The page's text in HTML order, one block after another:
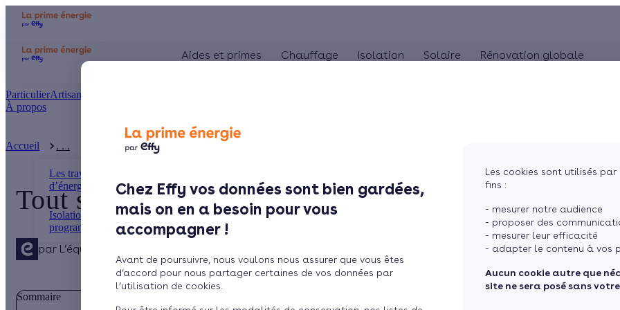
Chez Effy vos données sont bien gardées,
mais on en a besoin pour vous
accompagner !
Avant de poursuivre, nous voulons nous assurer que vous êtes
d’accord pour nous partager certaines de vos données par
l’utilisation de cookies.
Les cookies sont utilisés
fins :
- mesurer notre audience
- proposer des
- mesurer leur efficacité
- adapter le contenu à vos
Aucun cookie autre que
site ne sera posé sans
ParticulierArtisan / installateur
À propos
Aides et primes
Présentation
Le concept
Chauffage
Pompe à
Isolation
Isolation toiture-terrasse
Solaire
Chauffe-eau solaire
Rénovation globale
Accueil . . .
Les travaux d’économies
d’énergie
Isolation, chauffage,
programmation, retrouve ...
Tout savoir sur la maison passive
Tout savoir sur la maison passive
par L’équipe de rédaction
Sommaire